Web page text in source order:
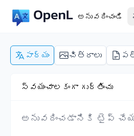
అనువదించండి
పాఠ్యం చిత్రాలు
స్వయంచాలకంగా గుర్తించు